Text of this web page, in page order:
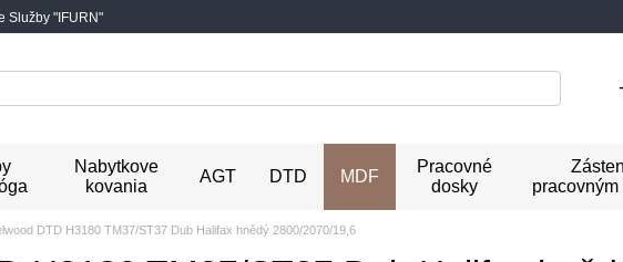
Služby "IFURN"
Nabytkove
kovania
AGT DTD MDF
Pracovné
dosky
DTD H3180 TM37/ST37 Dub Halifax hnědý 2800/2070/19,6